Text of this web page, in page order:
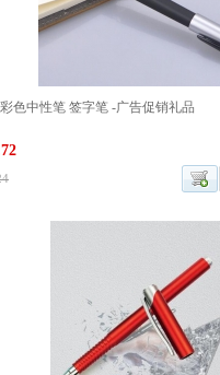
色中性笔 签字笔 -广告促销礼品